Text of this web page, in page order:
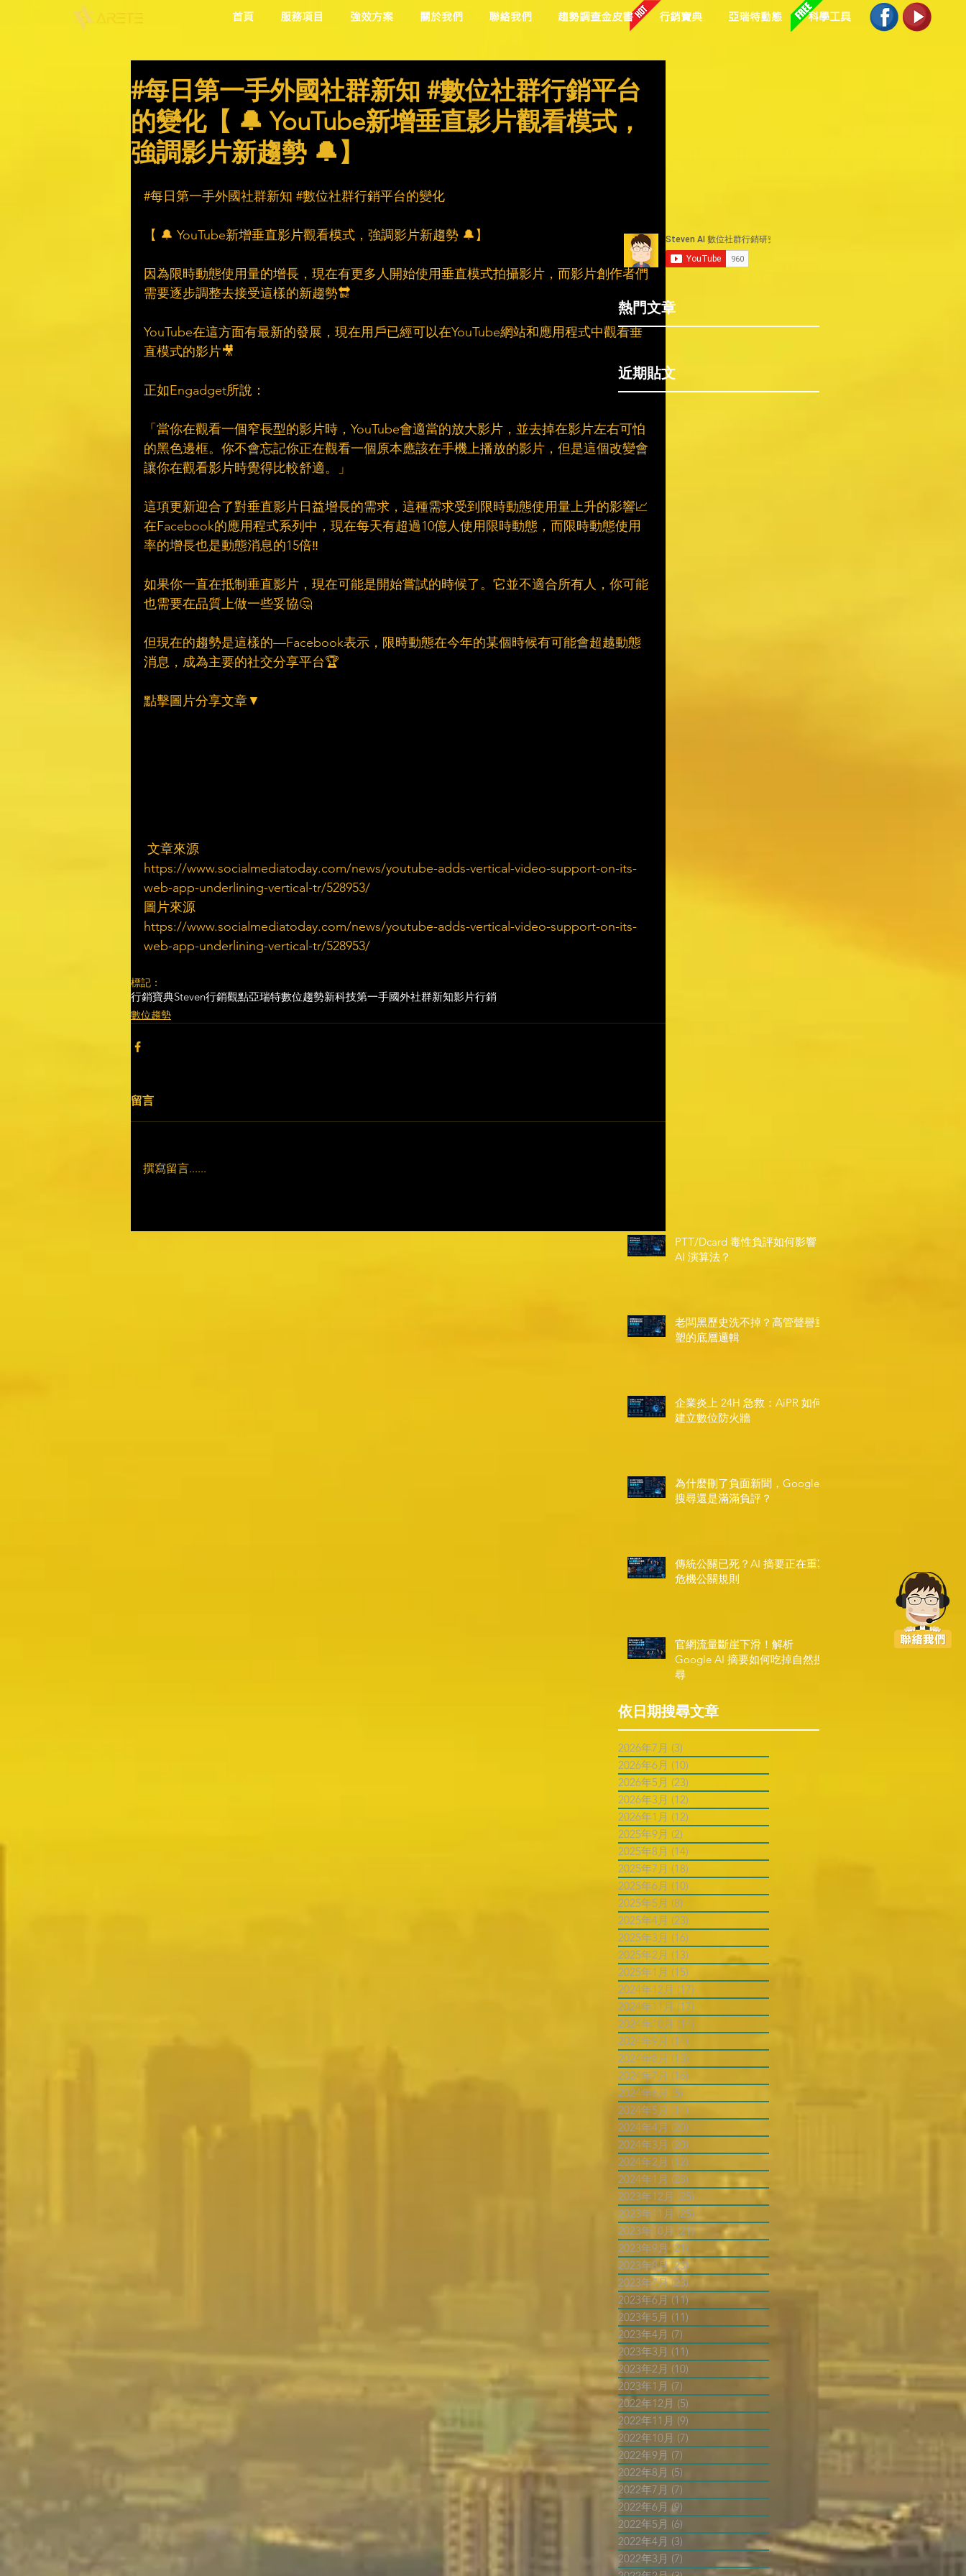
首頁 服務項目 強效方案 關於我們 聯絡我們 趨勢調查金皮書 行銷寶典 亞瑞特動態 科學工具
#每日第一手外國社群新知 #數位社群行銷平台
的變化【 🔔 YouTube新增垂直影片觀看模式，
強調影片新趨勢 🔔】
#每日第一手外國社群新知 #數位社群行銷平台的變化
【 🔔 YouTube新增垂直影片觀看模式，強調影片新趨勢 🔔】
因為限時動態使用量的增長，現在有更多人開始使用垂直模式拍攝影片，而影片創作者們
需要逐步調整去接受這樣的新趨勢🔛
YouTube在這方面有最新的發展，現在用戶已經可以在YouTube網站和應用程式中觀看垂
直模式的影片🎥
正如Engadget所說：
「當你在觀看一個窄長型的影片時，YouTube會適當的放大影片，並去掉在影片左右可怕
的黑色邊框。你不會忘記你正在觀看一個原本應該在手機上播放的影片，但是這個改變會
讓你在觀看影片時覺得比較舒適。」
這項更新迎合了對垂直影片日益增長的需求，這種需求受到限時動態使用量上升的影響📈
在Facebook的應用程式系列中，現在每天有超過10億人使用限時動態，而限時動態使用
率的增長也是動態消息的15倍‼
如果你一直在抵制垂直影片，現在可能是開始嘗試的時候了。它並不適合所有人，你可能
也需要在品質上做一些妥協🤔
但現在的趨勢是這樣的—Facebook表示，限時動態在今年的某個時候有可能會超越動態
消息，成為主要的社交分享平台🏆
點擊圖片分享文章▼
文章來源
https://www.socialmediatoday.com/news/youtube-adds-vertical-video-support-on-its-
web-app-underlining-vertical-tr/528953/
圖片來源
https://www.socialmediatoday.com/news/youtube-adds-vertical-video-support-on-its-
web-app-underlining-vertical-tr/528953/
標記：
行銷寶典Steven行銷觀點亞瑞特數位趨勢新科技第一手國外社群新知影片行銷
數位趨勢
留言
撰寫留言......
熱門文章
近期貼文
PTT/Dcard 毒性負評如何影響
AI 演算法？
老闆黑歷史洗不掉？高管聲譽重
塑的底層邏輯
企業炎上 24H 急救：AiPR 如何
建立數位防火牆
為什麼刪了負面新聞，Google
搜尋還是滿滿負評？
傳統公關已死？AI 摘要正在重寫
危機公關規則
官網流量斷崖下滑！解析
Google AI 摘要如何吃掉自然搜
尋
依日期搜尋文章
2026年7月 (3)
2026年6月 (10)
2026年5月 (23)
2026年3月 (12)
2026年1月 (12)
2025年9月 (2)
2025年8月 (14)
2025年7月 (18)
2025年6月 (10)
2025年5月 (8)
2025年4月 (23)
2025年3月 (16)
2025年2月 (13)
2025年1月 (15)
2024年12月 (17)
2024年11月 (17)
2024年10月 (14)
2024年9月 (14)
2024年8月 (13)
2024年7月 (16)
2024年6月 (5)
2024年5月 (14)
2024年4月 (20)
2024年3月 (20)
2024年2月 (12)
2024年1月 (28) 28 篇文章
2023年12月 (25)
2023年11月 (25)
2023年10月 (21) 21 篇文章
2023年9月 (21) 21 篇文章
2023年8月 (23)23 篇文章
2023年7月 (23)
2023年6月 (11)
2023年5月 (11)
2023年4月 (7)
2023年3月 (11)
2023年2月 (10)
2023年1月 (7)
2022年12月 (5)
2022年11月 (9)
2022年10月 (7)
2022年9月 (7)
2022年8月 (5)
2022年7月 (7)
2022年6月 (9)
2022年5月 (6)
2022年4月 (3)
2022年3月 (7)